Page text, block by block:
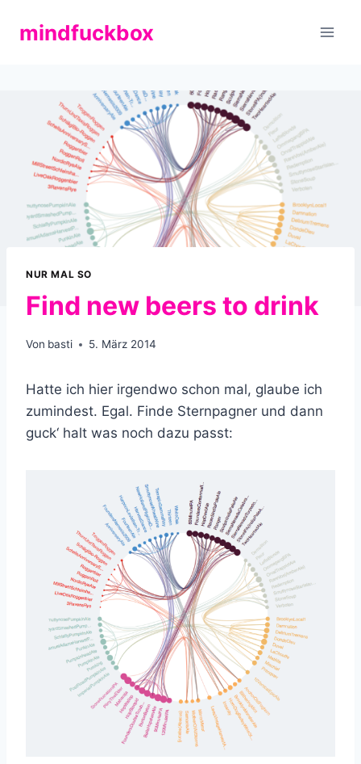
Inhaltmindfuckbox
NUR MAL SO
Find new beers to drink
Von basti 5. März 2014
Hatte ich hier irgendwo schon mal, glaube ich
zumindest. Egal. Finde Sternpagner und dann
guck‘ halt was noch dazu passt: